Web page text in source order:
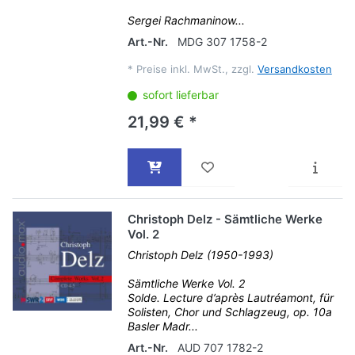
Sergei Rachmaninow...
Art.-Nr.
MDG 307 1758-2
* Preise inkl. MwSt., zzgl. Versandkosten
sofort lieferbar
21,99 € *
Christoph Delz - Sämtliche Werke
Vol. 2
Christoph Delz (1950-1993)
Sämtliche Werke Vol. 2
Solde. Lecture d’après Lautréamont, für
Solisten, Chor und Schlagzeug, op. 10a
Basler Madr...
Art.-Nr.
AUD 707 1782-2